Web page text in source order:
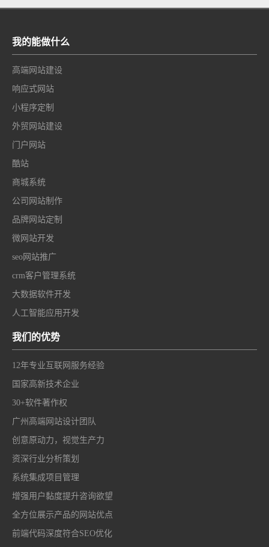
我的能做什么
高端网站建设
响应式网站
小程序定制
外贸网站建设
门户网站
酷站
商城系统
公司网站制作
品牌网站定制
微网站开发
seo网站推广
crm客户管理系统
大数据软件开发
人工智能应用开发
我们的优势
12年专业互联网服务经验
国家高新技术企业
30+软件著作权
广州高端网站设计团队
创意原动力，视觉生产力
资深行业分析策划
系统集成项目管理
增强用户黏度提升咨询欲望
全方位展示产品的网站优点
前端代码深度符合SEO优化